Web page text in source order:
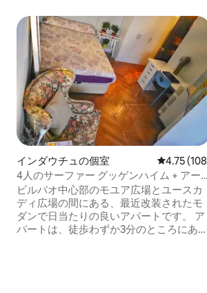
インダウチュの個室 レビュー
4.75
4人のサーファー グッゲンハイム + アー
ト地区 + 朝食
ビルバオ中心部のモユア広場とユースカ
ディ広場の間にある、最近改装されたモ
ダンで日当たりの良いアパートです。 ア
パートは、徒歩わずか3分のところにある